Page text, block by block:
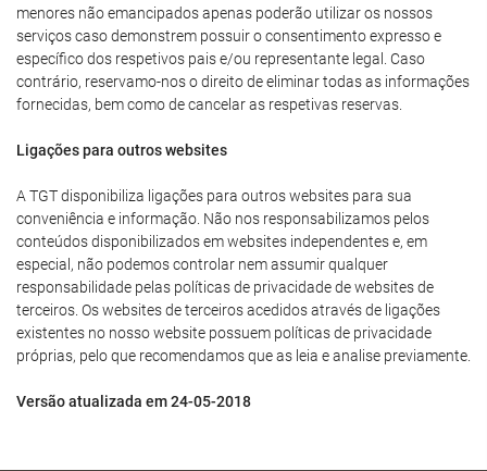
menores não emancipados apenas poderão utilizar os nossos
serviços caso demonstrem possuir o consentimento expresso e
específico dos respetivos pais e/ou representante legal. Caso
contrário, reservamo-nos o direito de eliminar todas as informações
fornecidas, bem como de cancelar as respetivas reservas.
Ligações para outros websites
A TGT disponibiliza ligações para outros websites para sua
conveniência e informação. Não nos responsabilizamos pelos
conteúdos disponibilizados em websites independentes e, em
especial, não podemos controlar nem assumir qualquer
responsabilidade pelas políticas de privacidade de websites de
terceiros. Os websites de terceiros acedidos através de ligações
existentes no nosso website possuem políticas de privacidade
próprias, pelo que recomendamos que as leia e analise previamente.
Versão atualizada em 24-05-2018